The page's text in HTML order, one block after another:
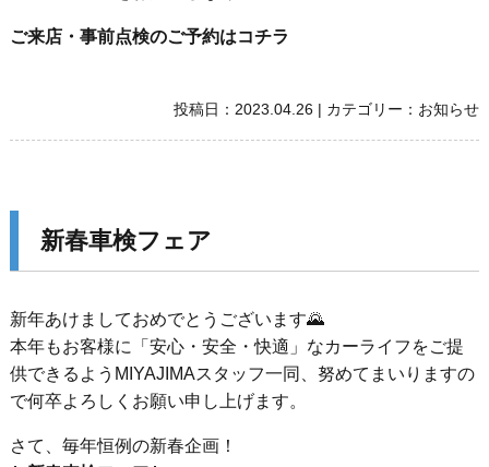
ご来店・事前点検のご予約はコチラ
投稿日： 2023.04.26 | カテゴリー： お知らせ
新春車検フェア
新年あけましておめでとうございます🌄
本年もお客様に「安心・安全・快適」なカーライフをご提
供できるようMIYAJIMAスタッフ一同、努めてまいりますの
で何卒よろしくお願い申し上げます。
さて、毎年恒例の新春企画！